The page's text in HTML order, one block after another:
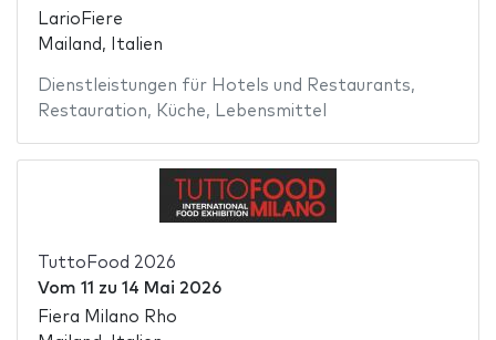
LarioFiere
Mailand, Italien
Dienstleistungen für Hotels und Restaurants,
Restauration, Küche, Lebensmittel
TuttoFood 2026
Vom 11 zu 14 Mai 2026
Fiera Milano Rho